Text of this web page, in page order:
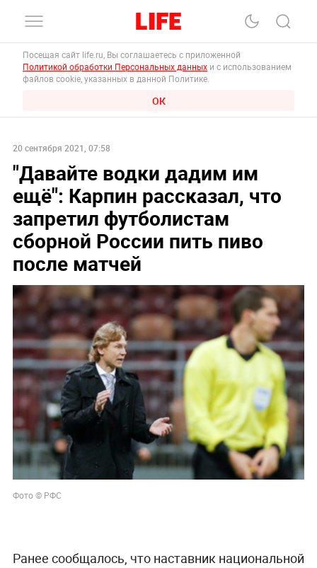
Посещая сайт life.ru, Вы соглашаетесь с приложенной
Политикой обработки Персональных данных и с использованием
файлов cookie, указанных в данной Политике.
ОК
20 сентября 2021, 07:58
"Давайте водки дадим им
ещё": Карпин рассказал, что
запретил футболистам
сборной России пить пиво
после матчей
Фото © РФС
Ранее сообщалось, что наставник национальной